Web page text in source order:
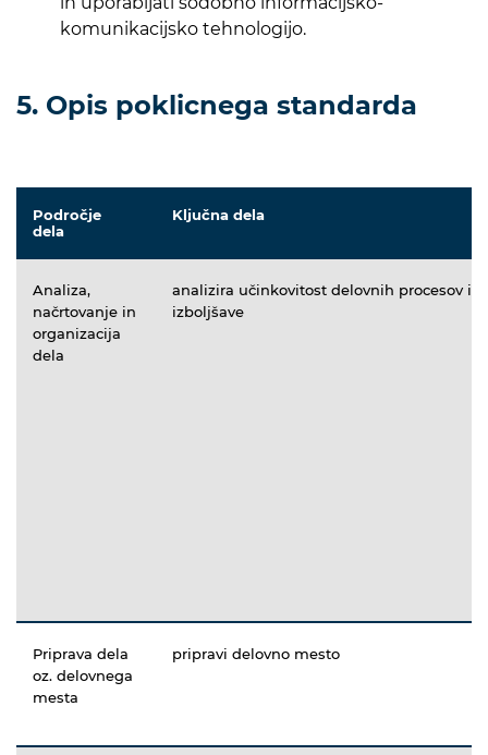
komunikacijsko tehnologijo.
5. Opis poklicnega standarda
Področje
dela
Ključna dela
Analiza,
načrtovanje in
organizacija
dela
analizira učinkovitost delovnih procesov in
izboljšave
Priprava dela
oz. delovnega
mesta
pripravi delovno mesto